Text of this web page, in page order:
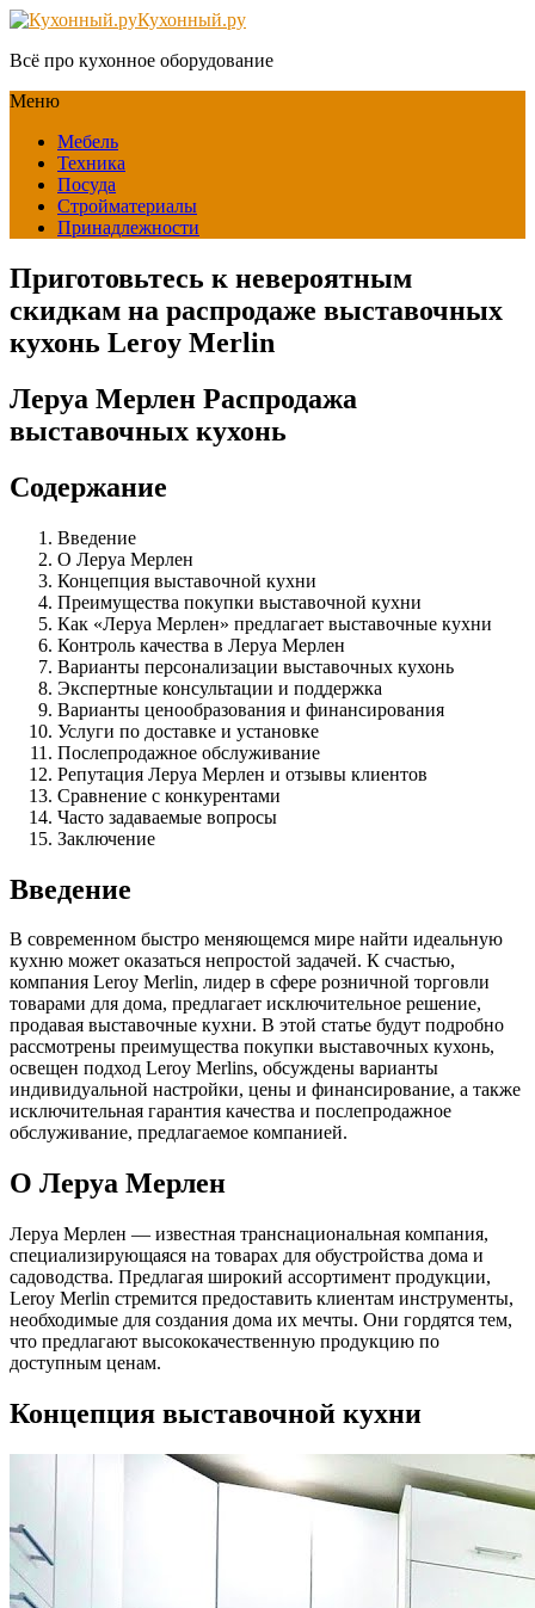
Кухонный.ру
Всё про кухонное оборудование
Меню
Мебель
Техника
Посуда
Стройматериалы
Принадлежности
Приготовьтесь к невероятным
скидкам на распродаже выставочных
кухонь Leroy Merlin
Леруа Мерлен Распродажа
выставочных кухонь
Содержание
Введение
О Леруа Мерлен
Концепция выставочной кухни
Преимущества покупки выставочной кухни
Как «Леруа Мерлен» предлагает выставочные кухни
Контроль качества в Леруа Мерлен
Варианты персонализации выставочных кухонь
Экспертные консультации и поддержка
Варианты ценообразования и финансирования
Услуги по доставке и установке
Послепродажное обслуживание
Репутация Леруа Мерлен и отзывы клиентов
Сравнение с конкурентами
Часто задаваемые вопросы
Заключение
Введение
В современном быстро меняющемся мире найти идеальную
кухню может оказаться непростой задачей. К счастью,
компания Leroy Merlin, лидер в сфере розничной торговли
товарами для дома, предлагает исключительное решение,
продавая выставочные кухни. В этой статье будут подробно
рассмотрены преимущества покупки выставочных кухонь,
освещен подход Leroy Merlins, обсуждены варианты
индивидуальной настройки, цены и финансирование, а также
исключительная гарантия качества и послепродажное
обслуживание, предлагаемое компанией.
О Леруа Мерлен
Леруа Мерлен — известная транснациональная компания,
специализирующаяся на товарах для обустройства дома и
садоводства. Предлагая широкий ассортимент продукции,
Leroy Merlin стремится предоставить клиентам инструменты,
необходимые для создания дома их мечты. Они гордятся тем,
что предлагают высококачественную продукцию по
доступным ценам.
Концепция выставочной кухни